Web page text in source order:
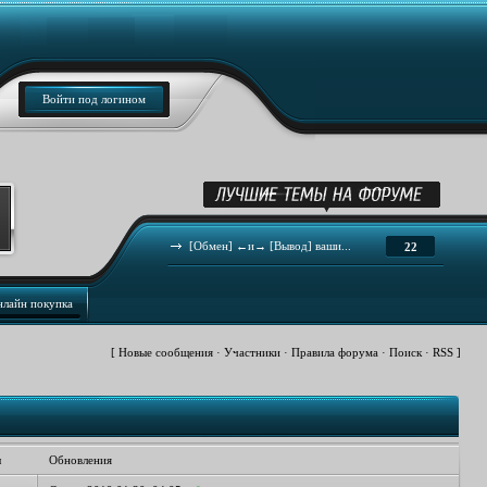
Войти под логином
22
[Обмен] ←и→ [Вывод] ваши...
покупка
[ Новые сообщения · Участники · Правила форума · Поиск · RSS ]
Обновления